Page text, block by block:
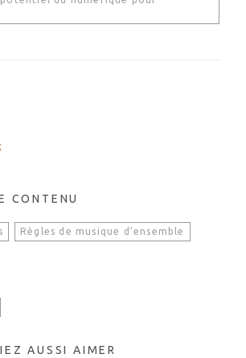
CONTENU
Règles de musique d’ensemble
AUSSI AIMER